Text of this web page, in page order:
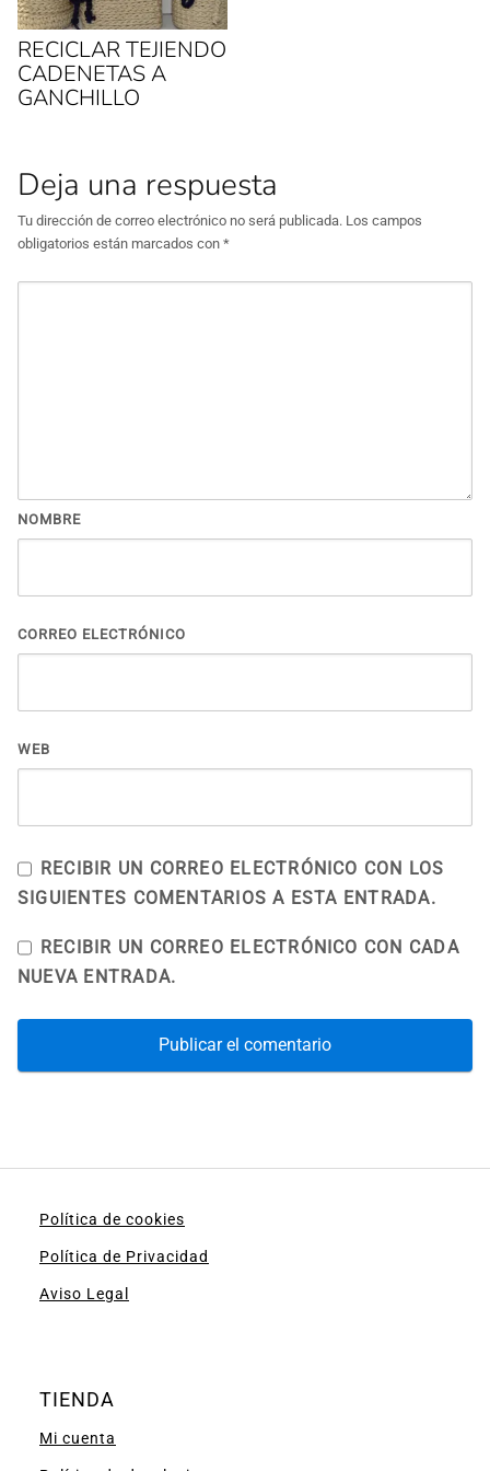
n
u
n
a
v
e
n
t
u
v
a
t
a
n
a
n
u
e
v
RECICLAR TEJIENDO
CADENETAS A
GANCHILLO
Deja una respuesta
Tu dirección de correo electrónico no será publicada. Los campos
obligatorios están marcados con *
NOMBRE
CORREO ELECTRÓNICO
WEB
RECIBIR UN CORREO ELECTRÓNICO CON LOS
SIGUIENTES COMENTARIOS A ESTA ENTRADA.
RECIBIR UN CORREO ELECTRÓNICO CON CADA
NUEVA ENTRADA.
Política de cookies
Política de Privacidad
Aviso Legal
TIENDA
Mi cuenta